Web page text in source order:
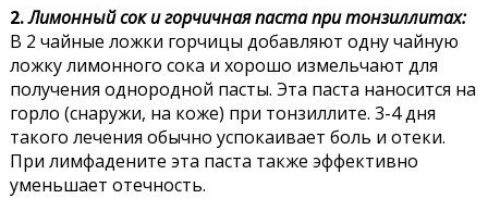
2.Лимонный сок и горчичная паста при тонзиллитах:
В 2 чайные ложки горчицы добавляют одну чайную
ложку лимонного сока и хорошо измельчают для
получения однородной пасты. Эта паста наносится на
горло (снаружи, на коже) при тонзиллите. 3-4 дня
такого лечения обычно успокаивает боль и отеки.
При лимфадените эта паста также эффективно
уменьшает отечность.